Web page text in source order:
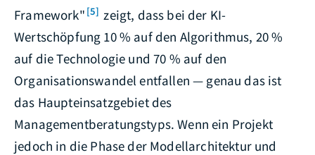
Framework" [5] zeigt, dass bei der KI-
Wertschöpfung 10 % auf den Algorithmus, 20 %
auf die Technologie und 70 % auf den
Organisationswandel entfallen — genau das ist
das Haupteinsatzgebiet des
Managementberatungstyps. Wenn ein Projekt
jedoch in die Phase der Modellarchitektur und